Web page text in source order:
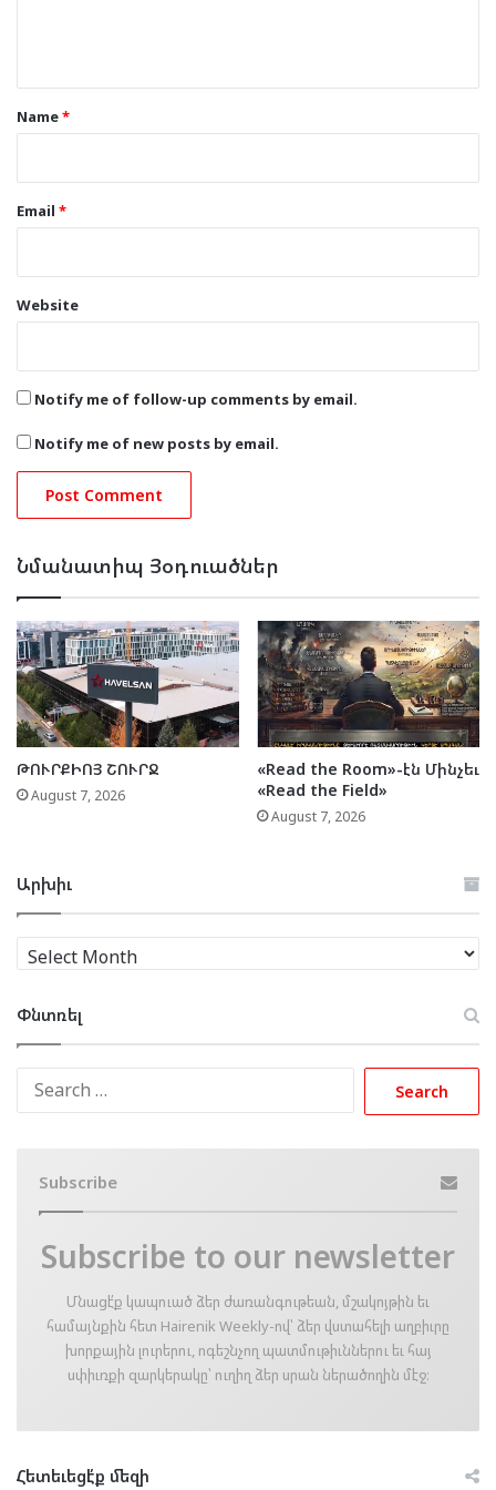
*Name*
Email *
Website
Notify me of follow-up comments by email.
Notify me of new posts by email.
Նմանատիպ Յօդուածներ
ԹՈՒՐՔԻՈՅ ՇՈՒՐՋ
August 7, 2026
«Read the Room»-էն Մինչեւ
«Read the Field»
August 7, 2026
Արխիւ
Արխիւ
Փնտռել
Subscribe
Subscribe to our newsletter
Մնացէ՛ք կապուած ձեր ժառանգութեան, մշակոյթին եւ
համայնքին հետ Hairenik Weekly-ով՝ ձեր վստահելի աղբիւրը
խորքային լուրերու, ոգեշնչող պատմութիւններու եւ հայ
սփիւռքի զարկերակը՝ ուղիղ ձեր սրան ներածողին մէջ։
Հետեւեցէ՛ք մեզի